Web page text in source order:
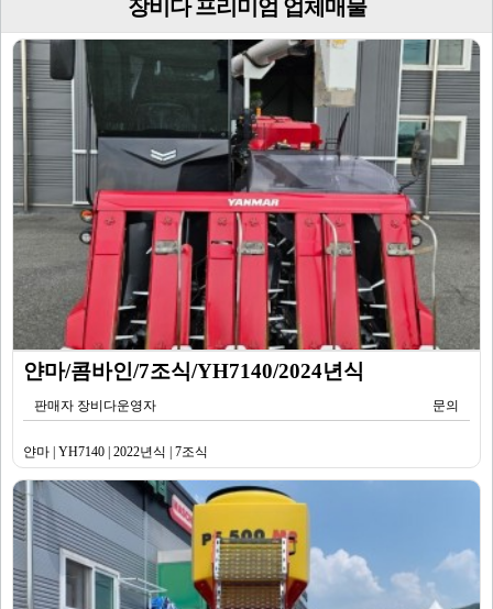
장비다 프리미엄 업체매물
얀마/콤바인/7조식/YH7140/2024년식
판매자 장비다운영자 문의
얀마 | YH7140 | 2022년식 | 7조식